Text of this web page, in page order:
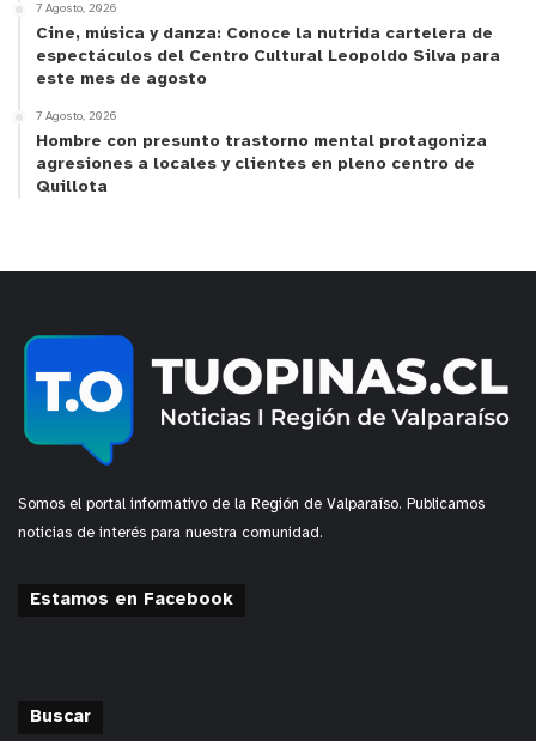
7 Agosto, 2026
Cine, música y danza: Conoce la nutrida cartelera de
espectáculos del Centro Cultural Leopoldo Silva para
este mes de agosto
7 Agosto, 2026
Hombre con presunto trastorno mental protagoniza
agresiones a locales y clientes en pleno centro de
Quillota
Somos el portal informativo de la Región de Valparaíso. Publicamos
noticias de interés para nuestra comunidad.
Estamos en Facebook
Buscar